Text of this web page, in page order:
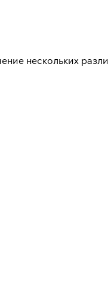
нескольких